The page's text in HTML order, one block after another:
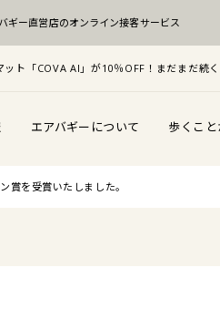
ギー直営店のオンライン接客サービス
ット「COVA AI」が10％OFF！まだまだ続
エアバギーについて 歩くこ
賞を受賞いたしました。